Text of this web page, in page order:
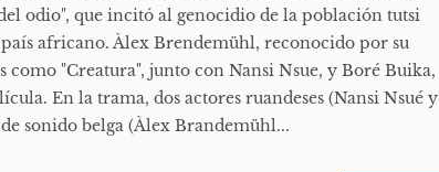
odio", que incitó al genocidio de la población tutsi
africano. Àlex Brendemühl, reconocido por su
"Creatura", junto con Nansi Nsue, y Boré Buika,
En la trama, dos actores ruandeses (Nansi Nsué y
sonido belga (Àlex Brandemühl...